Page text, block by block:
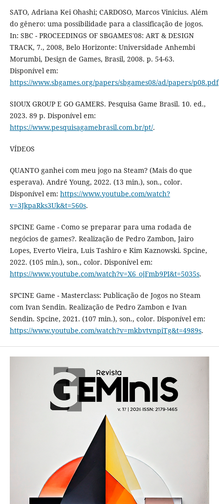
SATO, Adriana Kei Ohashi; CARDOSO, Marcos Vinicius. Além
do gênero: uma possibilidade para a classificação de jogos.
In: SBC - PROCEEDINGS OF SBGAMES'08: ART & DESIGN
TRACK, 7., 2008, Belo Horizonte: Universidade Anhembi
Morumbi, Design de Games, Brasil, 2008. p. 54-63.
Disponível em:
https://www.sbgames.org/papers/sbgames08/ad/papers/p08.pdf
SIOUX GROUP E GO GAMERS. Pesquisa Game Brasil. 10. ed.,
2023. 89 p. Disponível em:
https://www.pesquisagamebrasil.com.br/pt/.
VÍDEOS
QUANTO ganhei com meu jogo na Steam? (Mais do que
esperava). André Young, 2022. (13 min.), son., color.
Disponível em: https://www.youtube.com/watch?
v=3JkpaRks3Uk&t=560s.
SPCINE Game - Como se preparar para uma rodada de
negócios de games?. Realização de Pedro Zambon, Jairo
Lopes, Everto Vieira, Luis Tashiro e Kim Kaznowski. Spcine,
2022. (105 min.), son., color. Disponível em:
https://www.youtube.com/watch?v=X6_ojFmb9PI&t=5035s.
SPCINE Game - Masterclass: Publicação de Jogos no Steam
com Ivan Sendin. Realização de Pedro Zambon e Ivan
Sendin. Spcine, 2021. (107 min.), son., color. Disponível em:
https://www.youtube.com/watch?v=mkbvtvnpiTg&t=4989s.